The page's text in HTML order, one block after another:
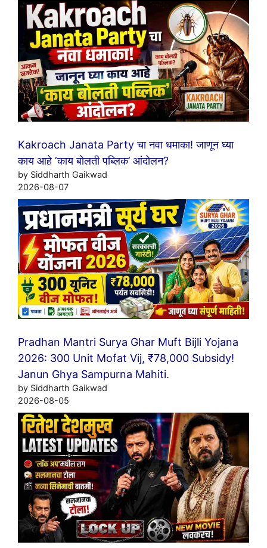
Kakroach Janata Party चा नवा धमाका! जाणून घ्या
काय आहे ‘काय बोलती पब्लिक’ आंदोलन?
by Siddharth Gaikwad
2026-08-07
Pradhan Mantri Surya Ghar Muft Bijli Yojana
2026: 300 Unit Mofat Vij, ₹78,000 Subsidy!
Janun Ghya Sampurna Mahiti.
by Siddharth Gaikwad
2026-08-05